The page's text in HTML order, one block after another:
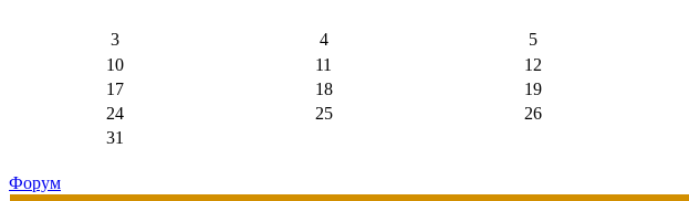
3
4 5
10
11 12
17
18 19
24
25 26
31
Форум